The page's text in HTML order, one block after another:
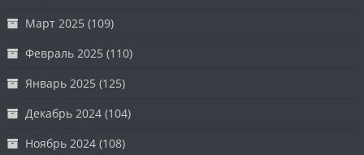
Март 2025 (109)
Февраль 2025 (110)
Январь 2025 (125)
Декабрь 2024 (104)
Ноябрь 2024 (108)